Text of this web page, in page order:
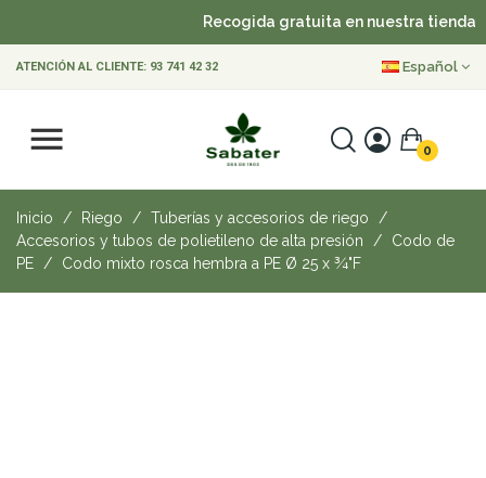
Recogida gratuita en nuestra tienda
ATENCIÓN AL CLIENTE: 93 741 42 32 Español
0
Inicio Riego
Tuberías y accesorios de riego
Accesorios y tubos de polietileno de alta presión
Codo de
PE
Codo mixto rosca hembra a PE Ø 25 x ¾"F